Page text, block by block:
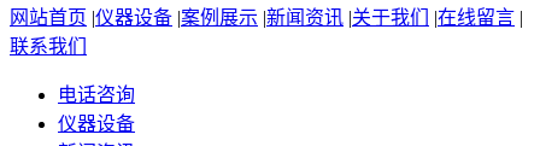
网站首页 |仪器设备 |案例展示 |新闻资讯 |关于我们 |在线留言 |
联系我们
电话咨询
仪器设备